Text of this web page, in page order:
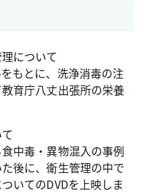
について
もとに、洗浄消毒の注
育庁八丈出張所の栄養
中毒・異物混入の事例
後に、衛生管理の中で
いてのDVDを上映しま